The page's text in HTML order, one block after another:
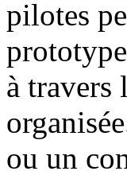
pilotes
à travers
ou un